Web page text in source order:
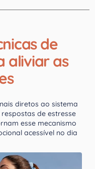
de
aliviar as
diretos ao sistema
de estresse
esse mecanismo
acessível no dia